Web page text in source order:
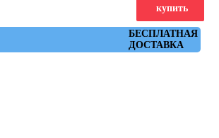
БЕСПЛАТНАЯ
ДОСТАВКА
купить
Артикул: ruhr_chocolate_spr_29,3x59,3